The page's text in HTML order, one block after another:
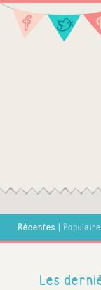
Récentes |
Les